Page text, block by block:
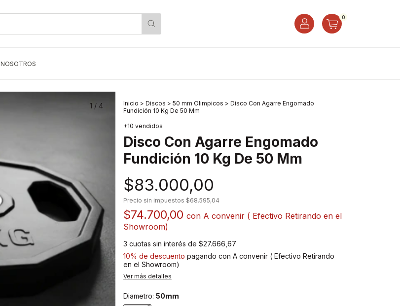
0
NOSOTROS
1 / 4 Inicio > Discos > 50 mm Olimpicos > Disco Con Agarre Engomado
Fundición 10 Kg De 50 Mm
+10 vendidos
Disco Con Agarre Engomado
Fundición 10 Kg De 50 Mm
$83.000,00
Precio sin impuestos $68.595,04
$74.700,00 con A convenir ( Efectivo Retirando en el
Showroom)
3 cuotas sin interés de $27.666,67
10% de descuento pagando con A convenir ( Efectivo Retirando
en el Showroom)
Ver más detalles
Diametro: 50mm